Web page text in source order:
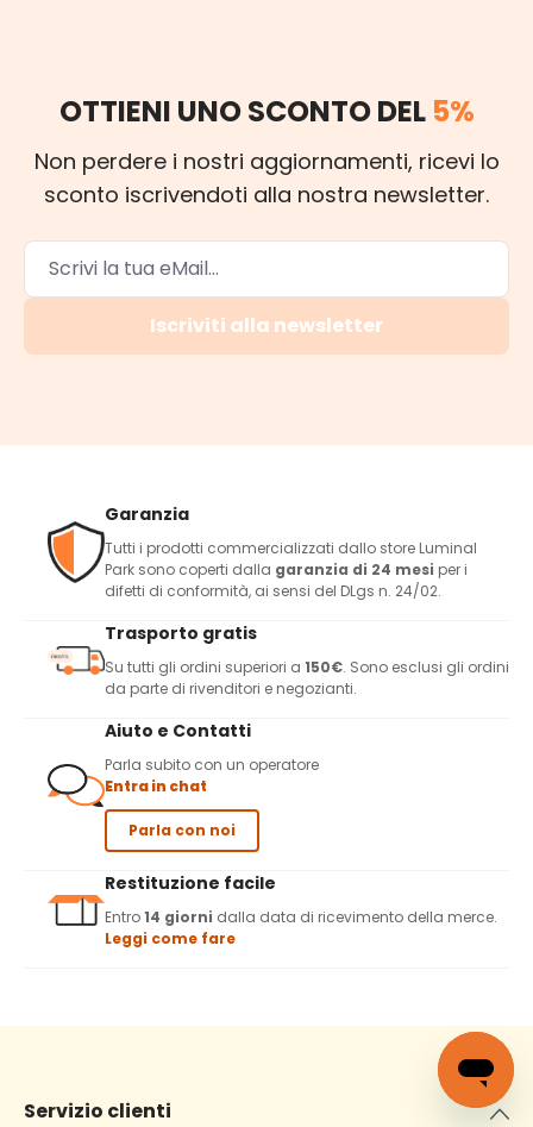
OTTIENI UNO SCONTO DEL 5%
Non perdere i nostri aggiornamenti, ricevi lo
sconto iscrivendoti alla nostra newsletter.
Iscriviti alla newsletter
Garanzia
Tutti i prodotti commercializzati dallo store Luminal
Park sono coperti dalla garanzia di 24 mesi per i
difetti di conformità, ai sensi del DLgs n. 24/02.
Trasporto gratis
Su tutti gli ordini superiori a 150€. Sono esclusi gli ordini
da parte di rivenditori e negozianti.
Aiuto e Contatti
Parla subito con un operatore
Entra in chat
Parla con noi
Restituzione facile
Entro14 giorni dalla data di ricevimento della merce.
Leggi come fare
Servizio clienti